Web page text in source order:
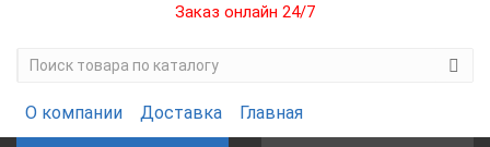
Заказ онлайн 24/7
О компании Доставка Главная